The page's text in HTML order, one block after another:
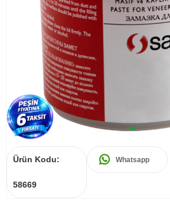
Ürün Kodu:
58669
Whatsapp